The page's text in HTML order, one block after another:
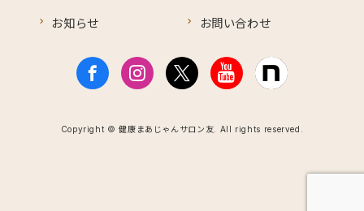
お知らせ お問い合わせ
Copyright © 健康まあじゃんサロン友. All rights reserved.